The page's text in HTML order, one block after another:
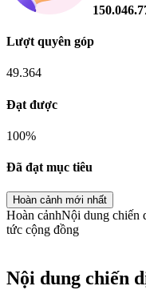
Lượt quyên góp
49.364
Đạt được
100%
Đã đạt mục tiêu
Hoàn cảnh mới nhất
Hoàn cảnhNội dung chiến
tức cộng đồng
Nội dung chiến